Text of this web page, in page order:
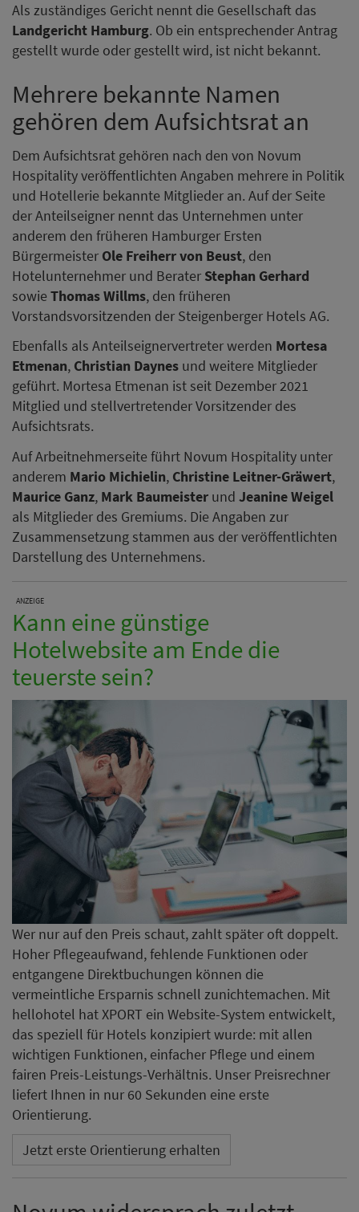
Als zuständiges Gericht nennt die Gesellschaft das
Landgericht Hamburg. Ob ein entsprechender Antrag
gestellt wurde oder gestellt wird, ist nicht bekannt.
Mehrere bekannte Namen
gehören dem Aufsichtsrat an
Dem Aufsichtsrat gehören nach den von Novum
Hospitality veröffentlichten Angaben mehrere in Politik
und Hotellerie bekannte Mitglieder an. Auf der Seite
der Anteilseigner nennt das Unternehmen unter
anderem den früheren Hamburger Ersten
Bürgermeister Ole Freiherr von Beust, den
Hotelunternehmer und Berater Stephan Gerhard
sowie Thomas Willms, den früheren
Vorstandsvorsitzenden der Steigenberger Hotels AG.
Ebenfalls als Anteilseignervertreter werden Mortesa
Etmenan, Christian Daynes und weitere Mitglieder
geführt. Mortesa Etmenan ist seit Dezember 2021
Mitglied und stellvertretender Vorsitzender des
Aufsichtsrats.
Auf Arbeitnehmerseite führt Novum Hospitality unter
anderem Mario Michielin, Christine Leitner-Gräwert,
Maurice Ganz, Mark Baumeister und Jeanine Weigel
als Mitglieder des Gremiums. Die Angaben zur
Zusammensetzung stammen aus der veröffentlichten
Darstellung des Unternehmens.
ANZEIGE
Kann eine günstige
Hotelwebsite am Ende die
teuerste sein?
Wer nur auf den Preis schaut, zahlt später oft doppelt.
Hoher Pflegeaufwand, fehlende Funktionen oder
entgangene Direktbuchungen können die
vermeintliche Ersparnis schnell zunichtemachen. Mit
hellohotel hat XPORT ein Website-System entwickelt,
das speziell für Hotels konzipiert wurde: mit allen
wichtigen Funktionen, einfacher Pflege und einem
fairen Preis-Leistungs-Verhältnis. Unser Preisrechner
liefert Ihnen in nur 60 Sekunden eine erste
Orientierung.
Jetzt erste Orientierung erhalten